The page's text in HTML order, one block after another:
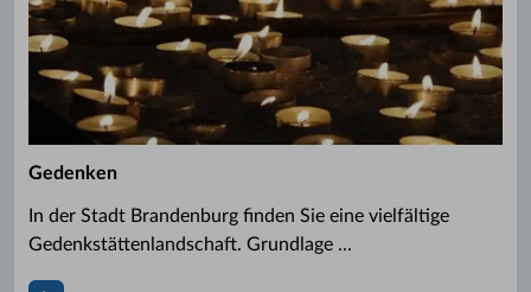
Gedenken
In der Stadt Brandenburg finden Sie eine vielfältige
Gedenkstättenlandschaft. Grundlage ...